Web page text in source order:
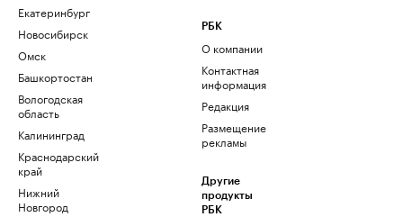
Екатеринбург
Новосибирск
Омск
Башкортостан
Вологодская
область
Калининград
Краснодарский
край
Нижний
Новгород
РБК
О компании
Контактная
информация
Редакция
Размещение
рекламы
Другие
продукты
РБК